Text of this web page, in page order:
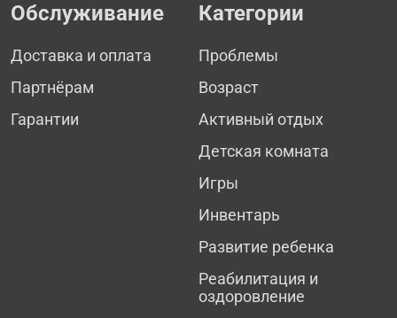
Обслуживание
Доставка и оплата
Партнёрам
Гарантии
Категории
Проблемы
Возраст
Активный отдых
Детская комната
Игры
Инвентарь
Развитие ребенка
Реабилитация и
оздоровление